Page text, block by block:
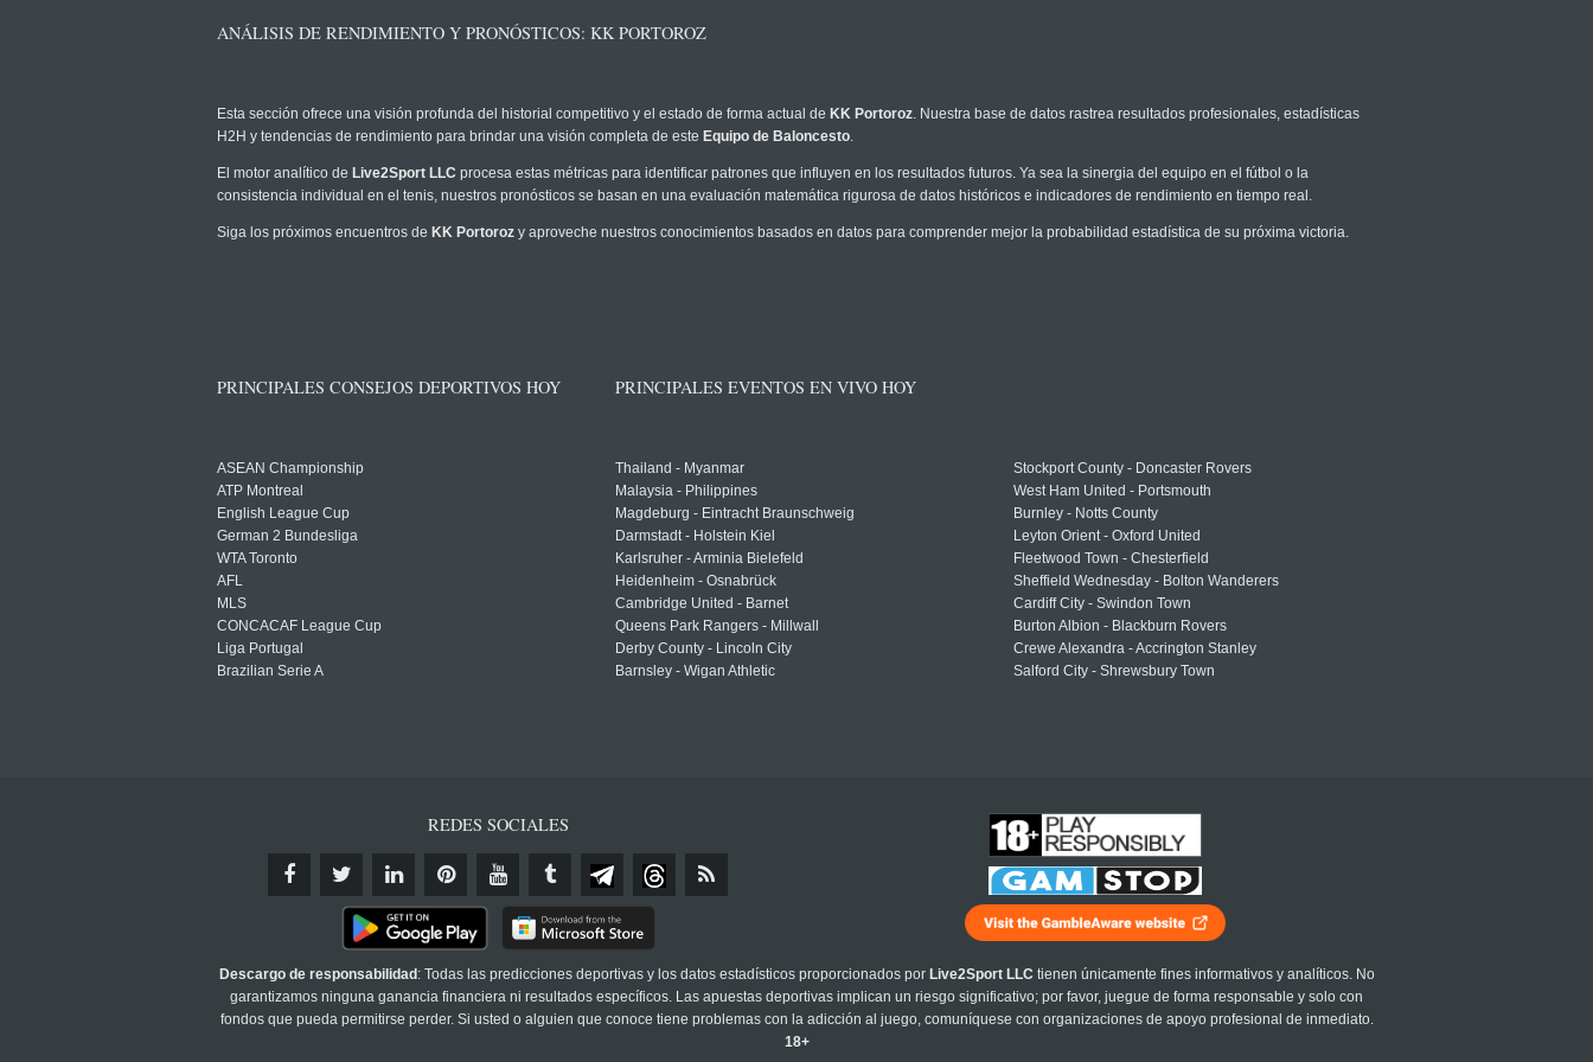
ANÁLISIS DE RENDIMIENTO Y PRONÓSTICOS: KK PORTOROZ
Esta sección ofrece una visión profunda del historial competitivo y el estado de forma actual de KK Portoroz. Nuestra base de datos rastrea resultados profesionales, estadísticas
H2H y tendencias de rendimiento para brindar una visión completa de este Equipo de Baloncesto.
El motor analítico de Live2Sport LLC procesa estas métricas para identificar patrones que influyen en los resultados futuros. Ya sea la sinergia del equipo en el fútbol o la
consistencia individual en el tenis, nuestros pronósticos se basan en una evaluación matemática rigurosa de datos históricos e indicadores de rendimiento en tiempo real.
Siga los próximos encuentros de KK Portoroz y aproveche nuestros conocimientos basados en datos para comprender mejor la probabilidad estadística de su próxima victoria.
PRINCIPALES CONSEJOS DEPORTIVOS HOY
ASEAN Championship
ATP Montreal
English League Cup
German 2 Bundesliga
WTA Toronto
AFL
MLS
CONCACAF League Cup
Liga Portugal
Brazilian Serie A
PRINCIPALES EVENTOS EN VIVO HOY
Thailand - Myanmar
Malaysia - Philippines
Magdeburg - Eintracht Braunschweig
Darmstadt - Holstein Kiel
Karlsruher - Arminia Bielefeld
Heidenheim - Osnabrück
Cambridge United - Barnet
Queens Park Rangers - Millwall
Derby County - Lincoln City
Barnsley - Wigan Athletic
Stockport County - Doncaster Rovers
West Ham United - Portsmouth
Burnley - Notts County
Leyton Orient - Oxford United
Fleetwood Town - Chesterfield
Sheffield Wednesday - Bolton Wanderers
Cardiff City - Swindon Town
Burton Albion - Blackburn Rovers
Crewe Alexandra - Accrington Stanley
Salford City - Shrewsbury Town
REDES SOCIALES
Descargo de responsabilidad : Todas las predicciones deportivas y los datos estadísticos proporcionados por Live2Sport LLC tienen únicamente fines informativos y analíticos. No
garantizamos ninguna ganancia financiera ni resultados específicos. Las apuestas deportivas implican un riesgo significativo; por favor, juegue de forma responsable y solo con
fondos que pueda permitirse perder. Si usted o alguien que conoce tiene problemas con la adicción al juego, comuníquese con organizaciones de apoyo profesional de inmediato.
18+